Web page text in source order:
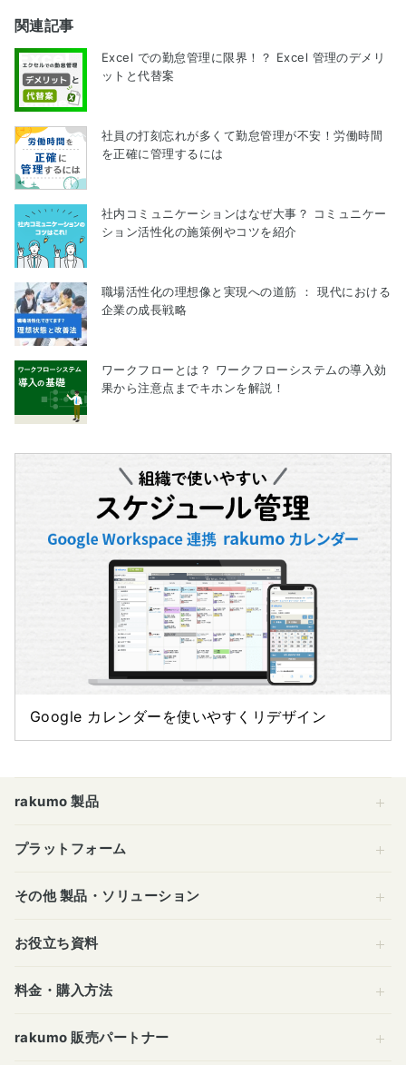
関連記事
Excel での勤怠管理に限界！？ Excel 管理のデメリ
ットと代替案
社員の打刻忘れが多くて勤怠管理が不安！労働時間
を正確に管理するには
社内コミュニケーションはなぜ大事？ コミュニケー
ション活性化の施策例やコツを紹介
職場活性化の理想像と実現への道筋 ： 現代における
企業の成長戦略
ワークフローとは？ ワークフローシステムの導入効
果から注意点までキホンを解説！
Google カレンダーを使いやすくリデザイン
rakumo 製品
プラットフォーム
その他 製品・ソリューション
お役立ち資料
料金・購入方法
rakumo 販売パートナー